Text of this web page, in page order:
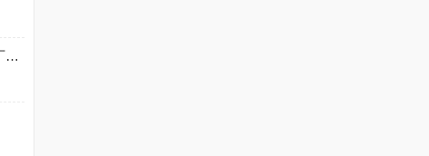
认识直流电阻测试仪：变压器出厂与运维的常规检查